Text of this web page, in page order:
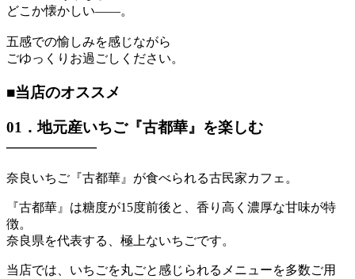
どこか懐かしい――。
五感での愉しみを感じながら
ごゆっくりお過ごしください。
■当店のオススメ
01．地元産いちご『古都華』を楽しむ
――――――
奈良いちご『古都華』が食べられる古民家カフェ。
『古都華』は糖度が15度前後と、香り高く濃厚な甘味が特
徴。
奈良県を代表する、極上ないちごです。
当店では、いちごを丸ごと感じられるメニューを多数ご用